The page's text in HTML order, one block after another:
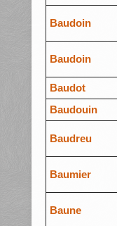
Baudoin
Baudoin
Baudot
Baudouin
Baudreu
Baumier
Baune